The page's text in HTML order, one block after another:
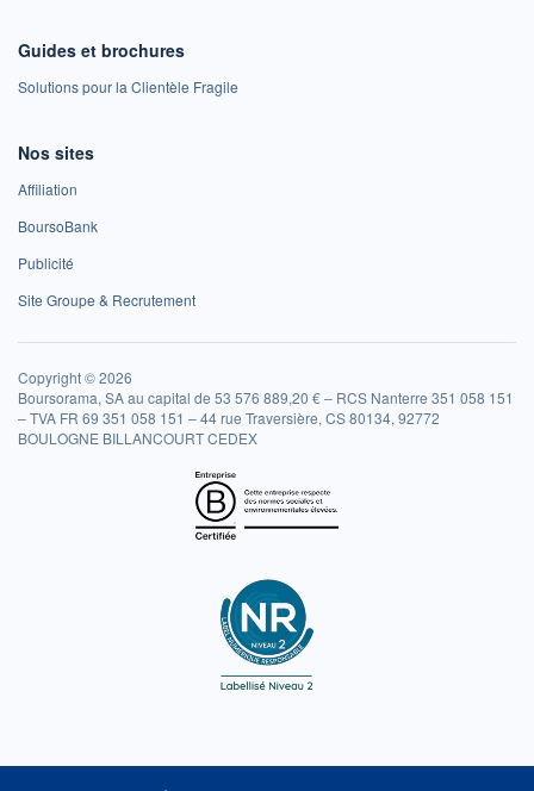
Guides et brochures
Solutions pour la Clientèle Fragile
Nos sites
Affiliation
BoursoBank
Publicité
Site Groupe & Recrutement
Copyright © 2026
Boursorama, SA au capital de 53 576 889,20 € – RCS Nanterre 351 058 151
– TVA FR 69 351 058 151 – 44 rue Traversière, CS 80134, 92772
BOULOGNE BILLANCOURT CEDEX